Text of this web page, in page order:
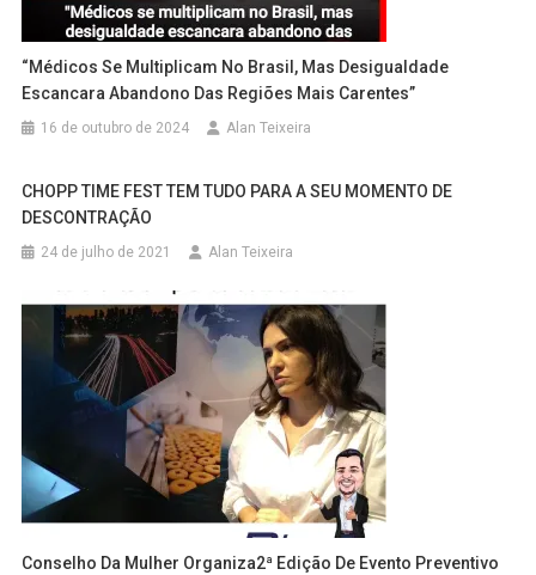
“Médicos Se Multiplicam No Brasil, Mas Desigualdade
Escancara Abandono Das Regiões Mais Carentes”
16 de outubro de 2024 Alan Teixeira
CHOPP TIME FEST TEM TUDO PARA A SEU MOMENTO DE
DESCONTRAÇÃO
24 de julho de 2021 Alan Teixeira
Conselho Da Mulher Organiza2ª Edição De Evento Preventivo